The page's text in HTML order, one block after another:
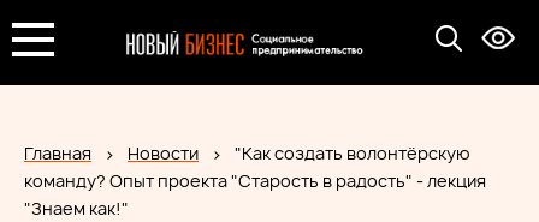
Главная Новости
"Как создать волонтёрскую
команду? Опыт проекта "Старость в радость" - лекция
"Знаем как!"